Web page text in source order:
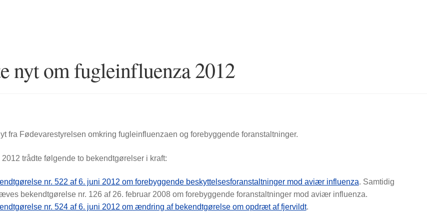
nyt om fugleinfluenza 2012
fra Fødevarestyrelsen omkring fugleinfluenzaen og forebyggende foranstaltninger.
trådte følgende to bekendtgørelser i kraft:
nr. 522 af 6. juni 2012 om forebyggende beskyttelsesforanstaltninger mod aviær influenza. Samtidig
bekendtgørelse nr. 126 af 26. februar 2008 om forebyggende foranstaltninger mod aviær influenza.
nr. 524 af 6. juni 2012 om ændring af bekendtgørelse om opdræt af fjervildt.